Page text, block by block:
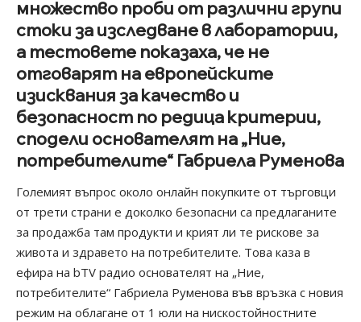
множество проби от различни групи
стоки за изследване в лаборатории,
а тестовете показаха, че не
отговарят на европейските
изисквания за качество и
безопасност по редица критерии,
сподели основателят на „Ние,
потребителите“ Габриела Руменова
Големият въпрос около онлайн покупките от търговци
от трети страни е доколко безопасни са предлаганите
за продажба там продукти и крият ли те рискове за
живота и здравето на потребителите. Това каза в
ефира на bTV радио основателят на „Ние,
потребителите“ Габриела Руменова във връзка с новия
режим на облагане от 1 юли на нискостойностните